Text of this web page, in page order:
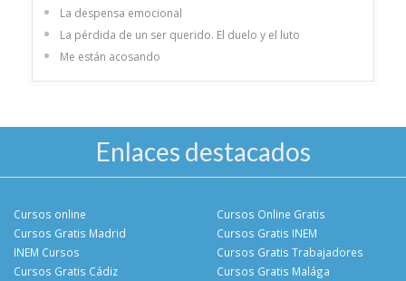
La despensa emocional
La pérdida de un ser querido. El duelo y el luto
Me están acosando
Enlaces destacados
Cursos online
Cursos Gratis Madrid
INEM Cursos
Cursos Gratis Cádiz
Cursos Online Gratis
Cursos Gratis INEM
Cursos Gratis Trabajadores
Cursos Gratis Malága